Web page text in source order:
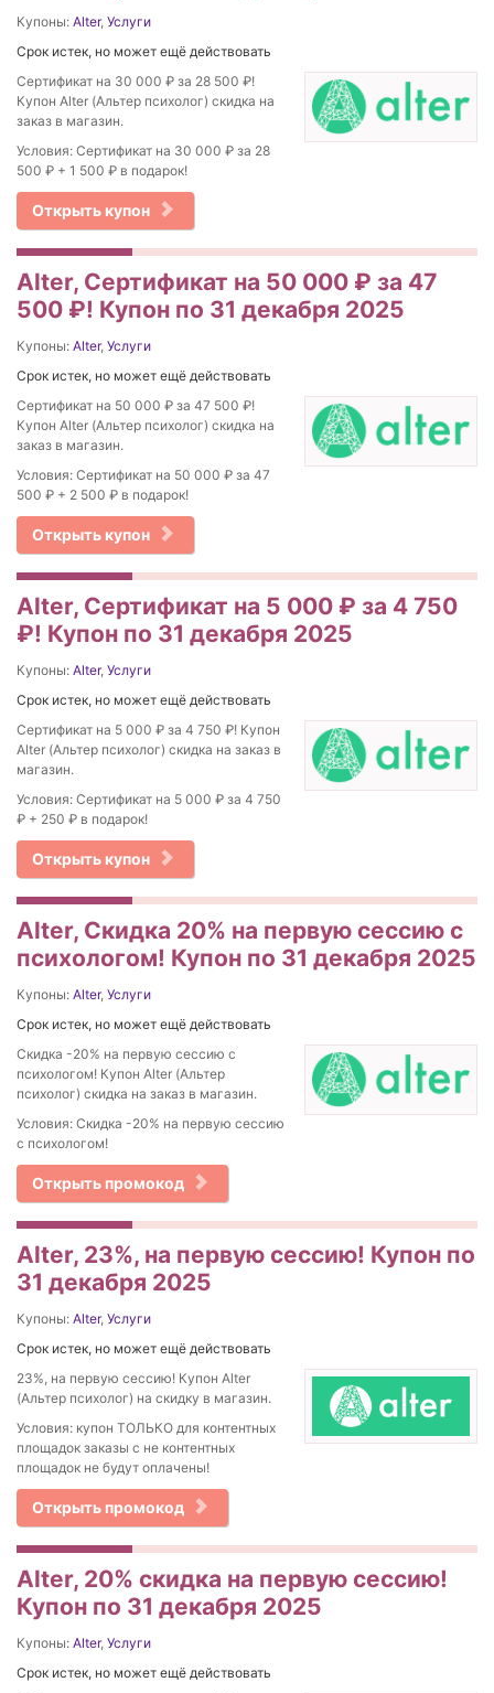
Купоны: Alter, Услуги
Срок истек, но может ещё действовать
Сертификат на 30 000 ₽ за 28 500 ₽!
Купон Alter (Альтер психолог) скидка на
заказ в магазин.
Условия: Сертификат на 30 000 ₽ за 28
500 ₽ + 1 500 ₽ в подарок!
Открыть купон
Alter, Сертификат на 50 000 ₽ за 47
500 ₽! Купон по 31 декабря 2025
Купоны: Alter, Услуги
Срок истек, но может ещё действовать
Сертификат на 50 000 ₽ за 47 500 ₽!
Купон Alter (Альтер психолог) скидка на
заказ в магазин.
Условия: Сертификат на 50 000 ₽ за 47
500 ₽ + 2 500 ₽ в подарок!
Открыть купон
Alter, Сертификат на 5 000 ₽ за 4 750
₽! Купон по 31 декабря 2025
Купоны: Alter, Услуги
Срок истек, но может ещё действовать
Сертификат на 5 000 ₽ за 4 750 ₽! Купон
Alter (Альтер психолог) скидка на заказ в
магазин.
Условия: Сертификат на 5 000 ₽ за 4 750
₽ + 250 ₽ в подарок!
Открыть купон
Alter, Скидка 20% на первую сессию с
психологом! Купон по 31 декабря 2025
Купоны: Alter, Услуги
Срок истек, но может ещё действовать
Скидка -20% на первую сессию с
психологом! Купон Alter (Альтер
психолог) скидка на заказ в магазин.
Условия: Скидка -20% на первую сессию
с психологом!
Открыть промокод
Alter, 23%, на первую сессию! Купон по
31 декабря 2025
Купоны: Alter, Услуги
Срок истек, но может ещё действовать
23%, на первую сессию! Купон Alter
(Альтер психолог) на скидку в магазин.
Условия: купон ТОЛЬКО для контентных
площадок заказы с не контентных
площадок не будут оплачены!
Открыть промокод
Alter, 20% скидка на первую сессию!
Купон по 31 декабря 2025
Купоны: Alter, Услуги
Срок истек, но может ещё действовать